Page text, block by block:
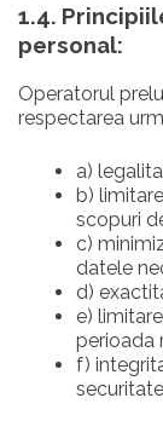
1.4.
personal:
Operatorul
respectarea
a)
b)
scopuri
c)
datele
d)
e)
perioada
f)